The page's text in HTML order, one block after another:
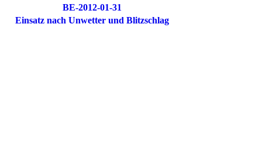
BE-2012-01-31
Einsatz nach Unwetter und Blitzschlag